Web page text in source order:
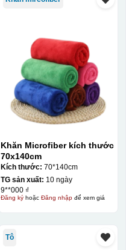
Khăn Microfiber kích thước
70x140cm
Kích thước: 70*140cm
TG sản xuất: 10 ngày
9**000 ₫
Đăng kýhoặc Đăng nhậpđể xem giá
Tô